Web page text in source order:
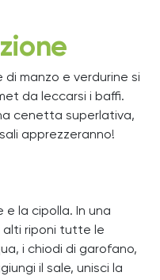
manzo e verdurine si
da leccarsi i baffi.
cenetta superlativa,
apprezzeranno!
e la cipolla. In una
riponi tutte le
i chiodi di garofano,
il sale, unisci la